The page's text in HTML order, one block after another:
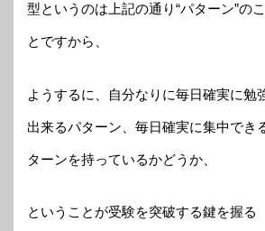
型というのは上記の通り“パターン”のこ
とですから、
ようするに、自分なりに毎日確実に勉
出来るパターン、毎日確実に集中でき
ターンを持っているかどうか、
ということが受験を突破する鍵を握る